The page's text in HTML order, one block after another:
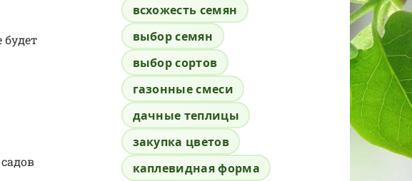
будет
всхожесть семян
выбор семян
выбор сортов
газонные смеси
дачные теплицы
закупка цветов
каплевидная форма